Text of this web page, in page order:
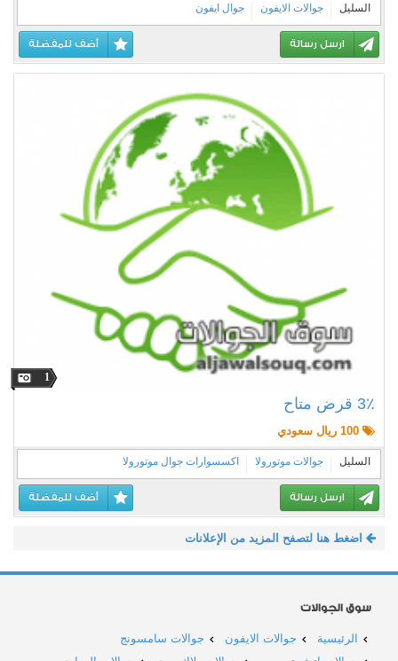
السليل جوالات الايفون جوال ايفون
ارسل رسالة أضف للمفضلة
1
3٪ قرض متاح
100 ريال سعودي
السليل جوالات موتورولا اكسسوارات جوال موتورولا
ارسل رسالة أضف للمفضلة
اضغط هنا لتصفح المزيد من الإعلانات
سوق الجوالات
الرئيسية جوالات الايفون
جوالات سامسونج